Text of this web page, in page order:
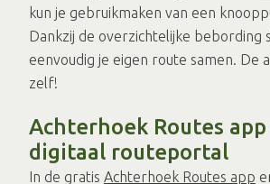
kun je gebruikmaken van een
Dankzij de overzichtelijke bebording
eenvoudig je eigen route samen. De
zelf!
Achterhoek Routes app
digitaal routeportal
In de gratis Achterhoek Routes app